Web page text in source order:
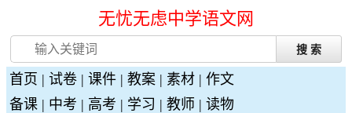
无忧无虑中学语文网
首页 | 试卷 | 课件 | 教案 | 素材 | 作文
备课 | 中考 | 高考 | 学习 | 教师 | 读物